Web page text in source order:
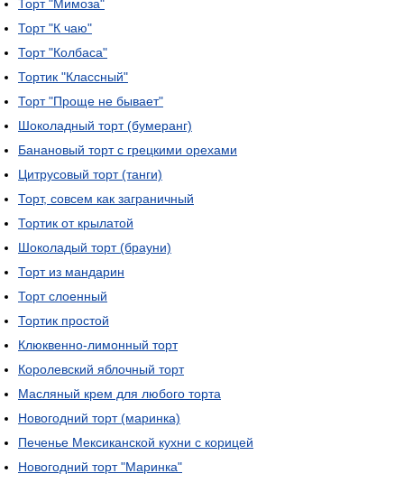
Торт "Мимоза"
Торт "К чаю"
Торт "Колбаса"
Тортик "Классный"
Торт "Проще не бывает"
Шоколадный торт (бумеранг)
Банановый торт с грецкими орехами
Цитрусовый торт (танги)
Торт, совсем как заграничный
Тортик от крылатой
Шоколадый торт (брауни)
Торт из мандарин
Торт слоенный
Тортик простой
Клюквенно-лимонный торт
Королевский яблочный торт
Масляный крем для любого торта
Новогодний торт (маринка)
Печенье Мексиканской кухни с корицей
Новогодний торт "Маринка"